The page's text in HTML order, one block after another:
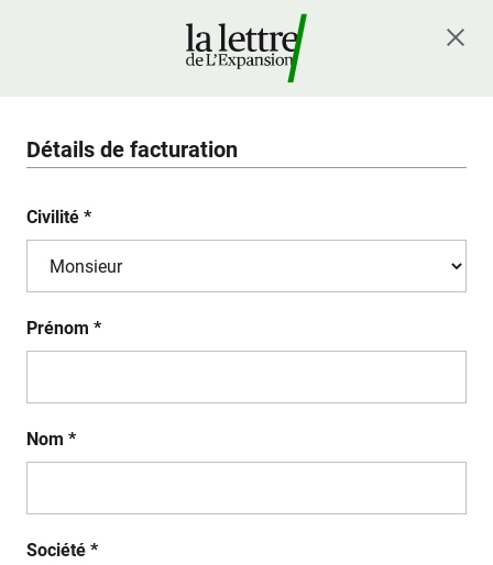
Détails de facturation
Civilité *
Prénom *
Nom *
Société *